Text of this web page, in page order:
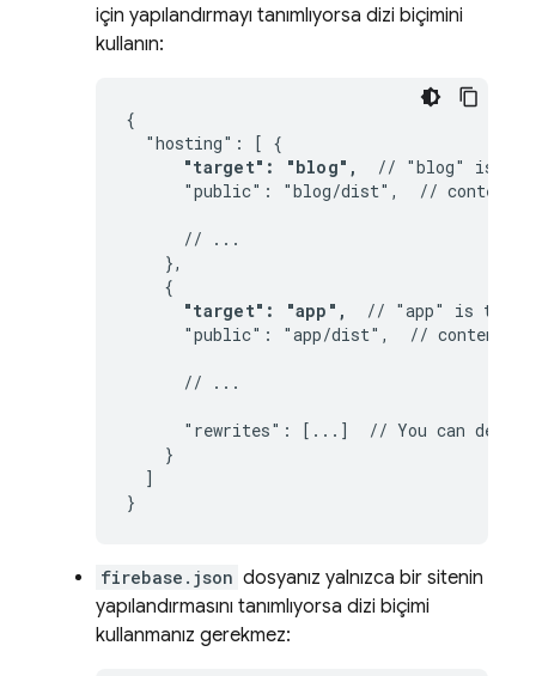
için yapılandırmayı tanımlıyorsa dizi biçimini
kullanın:
{
  "hosting": [ {
"target": "blog",
// "blog" is
"public": "blog/dist",  // contents
      // ...
    },
    {
"target": "app",
// "app" is the
"public": "app/dist",  // contents
      // ...
"rewrites": [...]  // You can
    }
  ]
}
firebase.json dosyanız yalnızca bir sitenin
yapılandırmasını tanımlıyorsa dizi biçimi
kullanmanız gerekmez: